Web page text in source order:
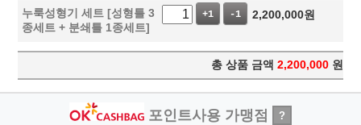
누룩성형기 세트 [성형틀 3
종세트 + 분쇄틀 1종세트]
+1 -1 2,200,000원
총 상품 금액 2,200,000 원
포인트사용 가맹점 ?